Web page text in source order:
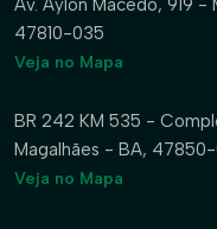
Av. Aylon Macedo, 919 -
47810-035
Veja no Mapa
BR 242 KM 535 -
Magalhães - BA,
Veja no Mapa